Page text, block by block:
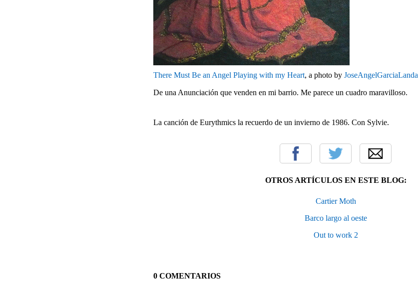
There Must Be an Angel Playing with my Heart, a photo by JoseAngelGarciaLanda
De una Anunciación que venden en mi barrio. Me parece un cuadro maravilloso.
La canción de Eurythmics la recuerdo de un invierno de 1986. Con Sylvie.
OTROS ARTÍCULOS EN ESTE BLOG:
Cartier Moth
Barco largo al oeste
Out to work 2
0 COMENTARIOS